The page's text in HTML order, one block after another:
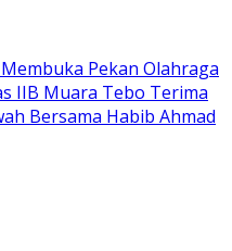
Pekan Olahraga
IIB Muara Tebo Terima
Bersama Habib Ahmad